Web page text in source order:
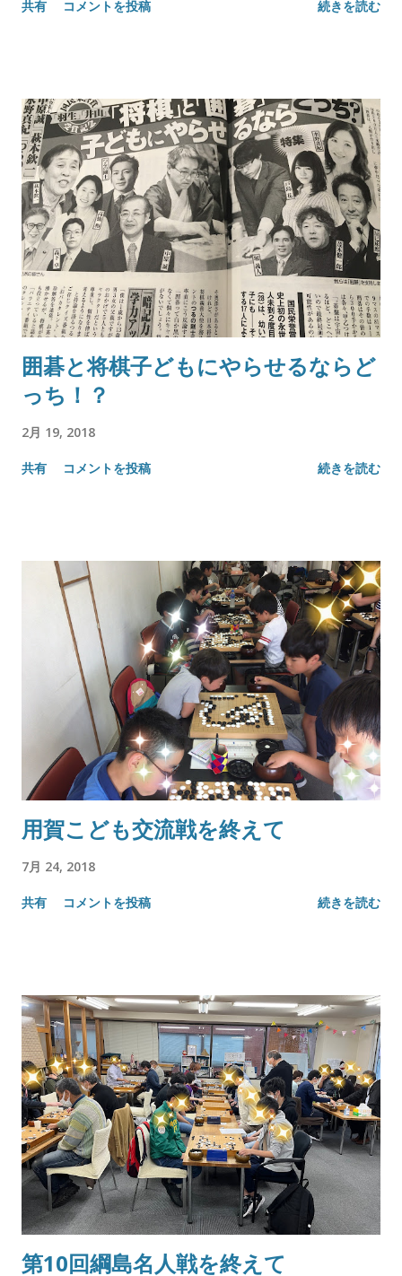
共有 コメントを投稿 続きを読む
囲碁と将棋子どもにやらせるならど
っち！？
2月 19, 2018
共有 コメントを投稿 続きを読む
用賀こども交流戦を終えて
7月 24, 2018
共有 コメントを投稿 続きを読む
第10回綱島名人戦を終えて